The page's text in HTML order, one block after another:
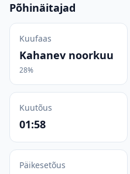
Põhinäitajad
Kuufaas
Kahanev noorkuu
28%
Kuutõus
01:58
Päikesetõus